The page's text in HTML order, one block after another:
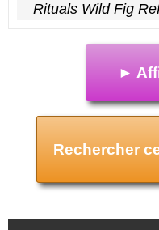
Rituals Wild Fig
►
Rechercher